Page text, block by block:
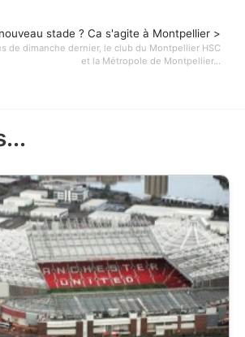
stade ? Ca s'agite à Montpellier >
de dimanche dernier, le club du Montpellier HSC
et la Métropole de Montpellier...